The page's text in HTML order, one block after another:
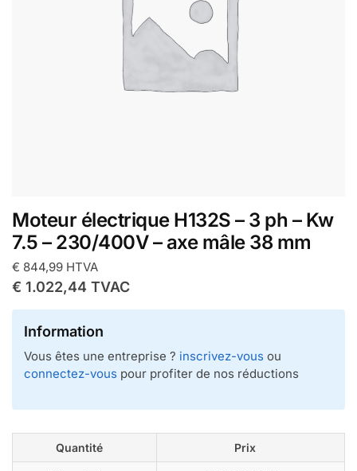
Moteur électrique H132S – 3 ph – Kw
7.5 – 230/400V – axe mâle 38 mm
€ 844,99 HTVA
€ 1.022,44 TVAC
Information
Vous êtes une entreprise ? inscrivez-vous ou
connectez-vous pour profiter de nos réductions
Quantité Prix